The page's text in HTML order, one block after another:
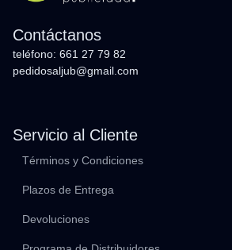
Contáctanos
teléfono: 661 27 79 82
pedidosaljub@gmail.com
Servicio al Cliente
Términos y Condiciones
Plazos de Entrega
Devoluciones